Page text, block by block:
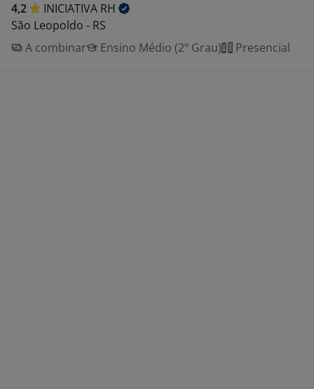
4,2 INICIATIVA RH
São Leopoldo - RS
A combinar
Ensino Médio (2º Grau) Presencial